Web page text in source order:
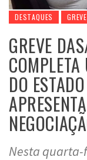
DESTAQUES GREVE
GREVE
DO
Nesta quarta-